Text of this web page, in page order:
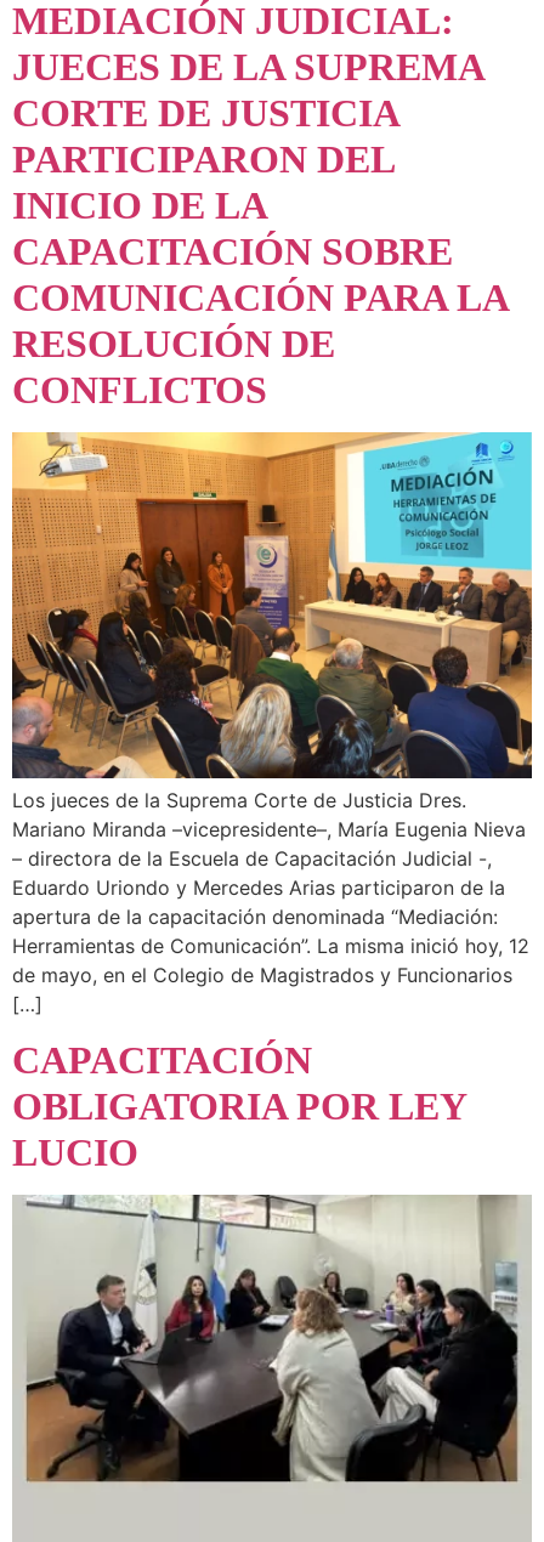
MEDIACIÓN JUDICIAL:
JUECES DE LA SUPREMA
CORTE DE JUSTICIA
PARTICIPARON DEL
INICIO DE LA
CAPACITACIÓN SOBRE
COMUNICACIÓN PARA LA
RESOLUCIÓN DE
CONFLICTOS
Los jueces de la Suprema Corte de Justicia Dres.
Mariano Miranda –vicepresidente–, María Eugenia Nieva
– directora de la Escuela de Capacitación Judicial -,
Eduardo Uriondo y Mercedes Arias participaron de la
apertura de la capacitación denominada “Mediación:
Herramientas de Comunicación”. La misma inició hoy, 12
de mayo, en el Colegio de Magistrados y Funcionarios
[…]
CAPACITACIÓN
OBLIGATORIA POR LEY
LUCIO